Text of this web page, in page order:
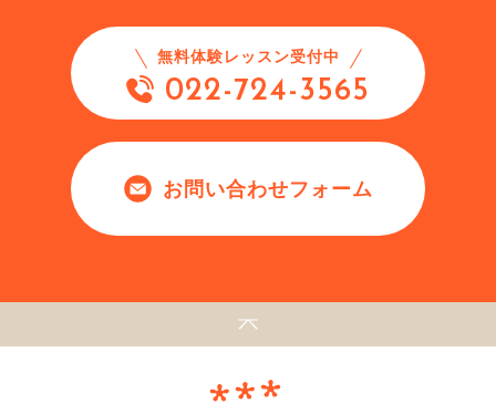
無料体験レッスン受付中
022-724-3565
お問い合わせフォーム